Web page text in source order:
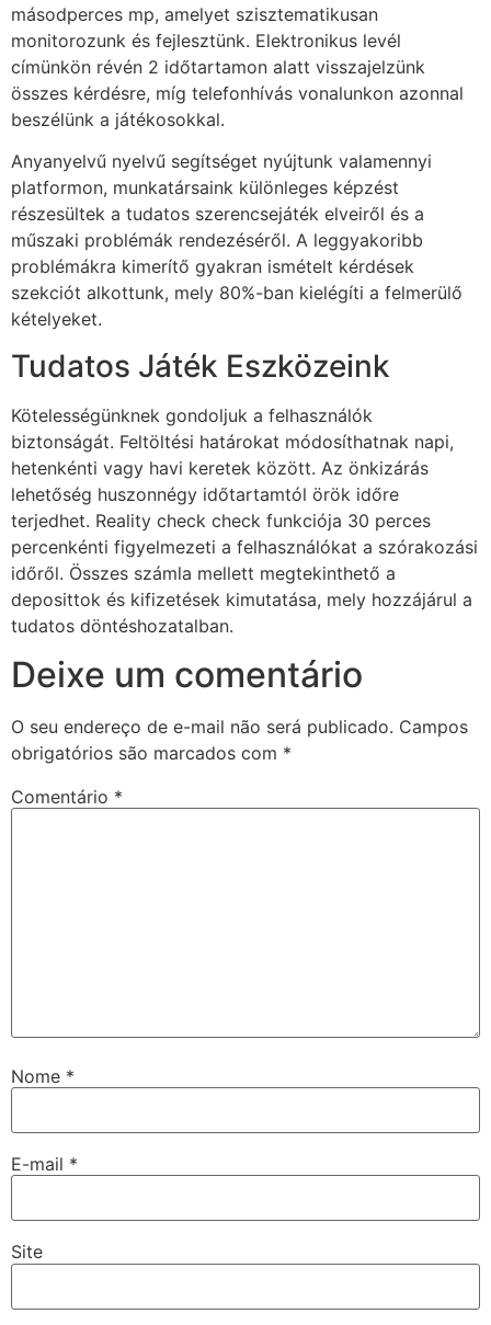
giriş
giriş
Panel
giriş
güncel giriş
másodperces mp, amelyet szisztematikusan
monitorozunk és fejlesztünk. Elektronikus levél
címünkön révén 2 időtartamon alatt visszajelzünk
összes kérdésre, míg telefonhívás vonalunkon azonnal
beszélünk a játékosokkal.
Anyanyelvű nyelvű segítséget nyújtunk valamennyi
platformon, munkatársaink különleges képzést
részesültek a tudatos szerencsejáték elveiről és a
műszaki problémák rendezéséről. A leggyakoribb
problémákra kimerítő gyakran ismételt kérdések
szekciót alkottunk, mely 80%-ban kielégíti a felmerülő
kételyeket.
Tudatos Játék Eszközeink
Kötelességünknek gondoljuk a felhasználók
biztonságát. Feltöltési határokat módosíthatnak napi,
hetenkénti vagy havi keretek között. Az önkizárás
lehetőség huszonnégy időtartamtól örök időre
terjedhet. Reality check check funkciója 30 perces
percenkénti figyelmezeti a felhasználókat a szórakozási
időről. Összes számla mellett megtekinthető a
deposittok és kifizetések kimutatása, mely hozzájárul a
tudatos döntéshozatalban.
Deixe um comentário
O seu endereço de e-mail não será publicado. Campos
obrigatórios são marcados com *
Comentário *
Nome *
E-mail *
Site